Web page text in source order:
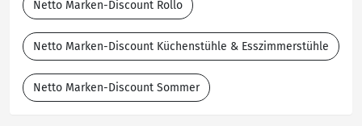
Netto Marken-Discount Rollo
Netto Marken-Discount Küchenstühle & Esszimmerstühle
Netto Marken-Discount Sommer